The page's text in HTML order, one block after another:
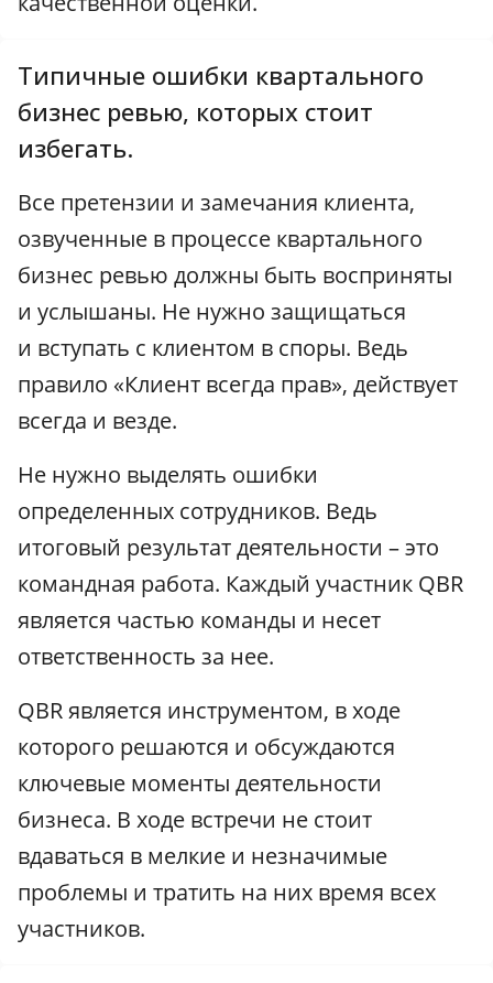
Типичные ошибки квартального
бизнес ревью, которых стоит
избегать.
Все претензии и замечания клиента,
озвученные в процессе квартального
бизнес ревью должны быть восприняты
и услышаны. Не нужно защищаться
и вступать с клиентом в споры. Ведь
правило «Клиент всегда прав», действует
всегда и везде.
Не нужно выделять ошибки
определенных сотрудников. Ведь
итоговый результат деятельности – это
командная работа. Каждый участник QBR
является частью команды и несет
ответственность за нее.
QBR является инструментом, в ходе
которого решаются и обсуждаются
ключевые моменты деятельности
бизнеса. В ходе встречи не стоит
вдаваться в мелкие и незначимые
проблемы и тратить на них время всех
участников.